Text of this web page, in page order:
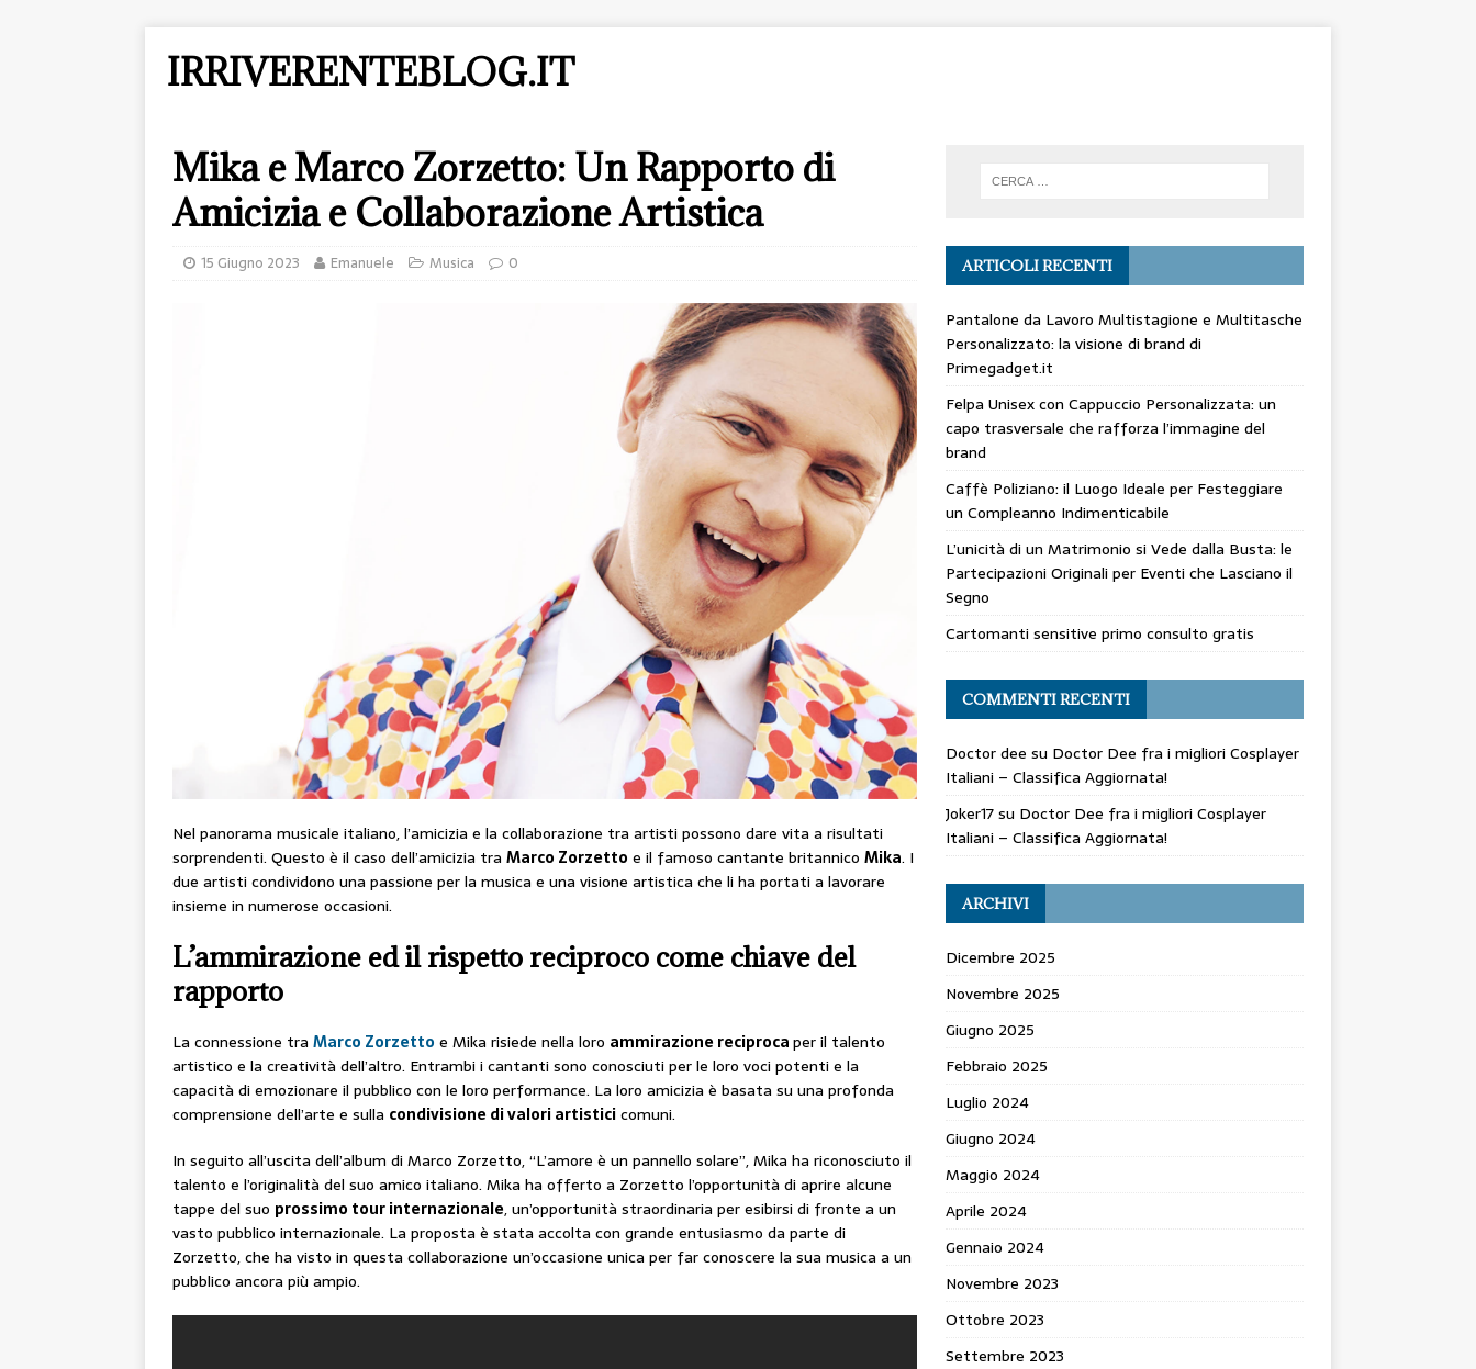
IRRIVERENTEBLOG.IT
Mika e Marco Zorzetto: Un Rapporto di
Amicizia e Collaborazione Artistica
15 Giugno 2023 Emanuele Musica 0
Nel panorama musicale italiano, l’amicizia e la collaborazione tra artisti possono dare vita a risultati
sorprendenti. Questo è il caso dell’amicizia tra Marco Zorzetto e il famoso cantante britannico Mika. I
due artisti condividono una passione per la musica e una visione artistica che li ha portati a lavorare
insieme in numerose occasioni.
L’ammirazione ed il rispetto reciproco come chiave del
rapporto
La connessione tra Marco Zorzetto e Mika risiede nella loro ammirazione reciprocaper il talento
artistico e la creatività dell’altro. Entrambi i cantanti sono conosciuti per le loro voci potenti e la
capacità di emozionare il pubblico con le loro performance. La loro amicizia è basata su una profonda
comprensione dell’arte e sulla condivisione di valori artisticicomuni.
In seguito all’uscita dell’album di Marco Zorzetto, “L’amore è un pannello solare”, Mika ha riconosciuto il
talento e l’originalità del suo amico italiano. Mika ha offerto a Zorzetto l’opportunità di aprire alcune
tappe del suo prossimo tour internazionale, un’opportunità straordinaria per esibirsi di fronte a un
vasto pubblico internazionale. La proposta è stata accolta con grande entusiasmo da parte di
Zorzetto, che ha visto in questa collaborazione un’occasione unica per far conoscere la sua musica a un
pubblico ancora più ampio.
ARTICOLI RECENTI
Pantalone da Lavoro Multistagione e Multitasche
Personalizzato: la visione di brand di
Primegadget.it
Felpa Unisex con Cappuccio Personalizzata: un
capo trasversale che rafforza l’immagine del
brand
Caffè Poliziano: il Luogo Ideale per Festeggiare
un Compleanno Indimenticabile
L’unicità di un Matrimonio si Vede dalla Busta: le
Partecipazioni Originali per Eventi che Lasciano il
Segno
Cartomanti sensitive primo consulto gratis
COMMENTI RECENTI
Doctor dee su Doctor Dee fra i migliori Cosplayer
Italiani – Classifica Aggiornata!
Joker17su Doctor Dee fra i migliori Cosplayer
Italiani – Classifica Aggiornata!
ARCHIVI
Dicembre 2025
Novembre 2025
Giugno 2025
Febbraio 2025
Luglio 2024
Giugno 2024
Maggio 2024
Aprile 2024
Gennaio 2024
Novembre 2023
Ottobre 2023
Settembre 2023